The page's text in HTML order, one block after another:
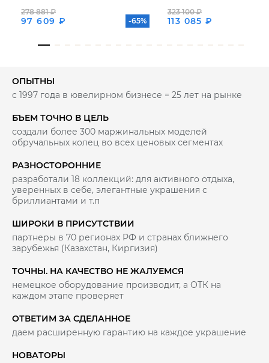
97 609 ₽
278 881 ₽
-65%
113 085 ₽
323 100 ₽
ОПЫТНЫ
с 1997 года в ювелирном бизнесе = 25 лет на рынке
БЪЕМ ТОЧНО В ЦЕЛЬ
создали более 300 маржинальных моделей
обручальных колец во всех ценовых сегментах
РАЗНОСТОРОННИЕ
разработали 18 коллекций: для активного отдыха,
уверенных в себе, элегантные украшения с
бриллиантами и т.п
ШИРОКИ В ПРИСУТСТВИИ
партнеры в 70 регионах РФ и странах ближнего
зарубежья (Казахстан, Киргизия)
ТОЧНЫ. НА КАЧЕСТВО НЕ ЖАЛУЕМСЯ
немецкое оборудование производит, а ОТК на
каждом этапе проверяет
ОТВЕТИМ ЗА СДЕЛАННОЕ
даем расширенную гарантию на каждое украшение
НОВАТОРЫ